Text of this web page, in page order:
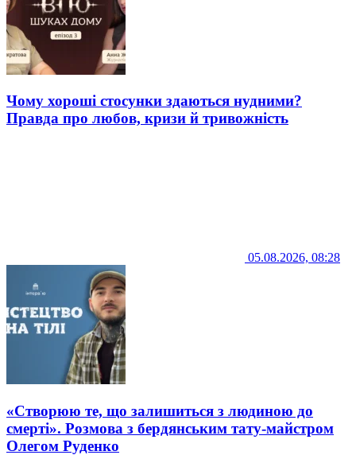
Чому хороші стосунки здаються нудними?
Правда про любов, кризи й тривожність
05.08.2026, 08:28
«Створюю те, що залишиться з людиною до
смерті». Розмова з бердянським тату-майстром
Олегом Руденко